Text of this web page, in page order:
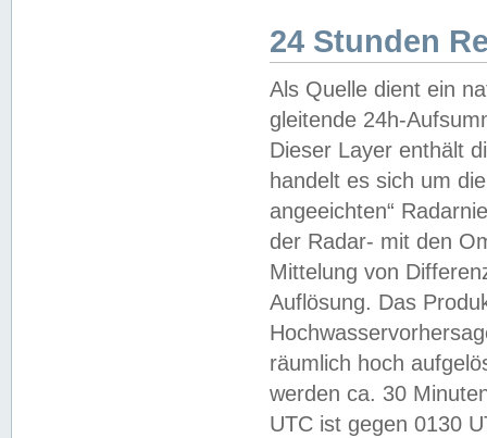
24 Stunden
Als Quelle dient ein
gleitende 24h-
Dieser Layer enthält
handelt es sich um
angeeichten“
der Radar- mit den
Mittelung von
Auflösung. Das
räumlich hoch
werden ca. 30
UTC ist gegen 0130